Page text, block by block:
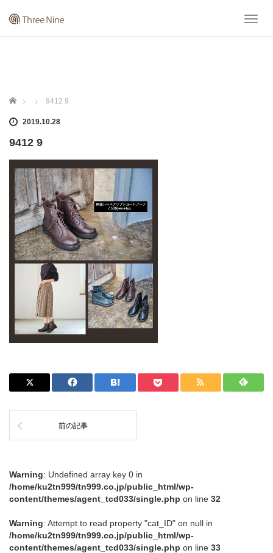
T
ホーム 9412 9
2019.10.28
9412 9
前の記事
Warning: Undefined array key 0 in
/home/ku2tn999/tn999.co.jp/public_html/wp-
content/themes/agent_tcd033/single.php on line 32
Warning: Attempt to read property "cat_ID" on null in
/home/ku2tn999/tn999.co.jp/public_html/wp-
content/themes/agent_tcd033/single.php on line 33